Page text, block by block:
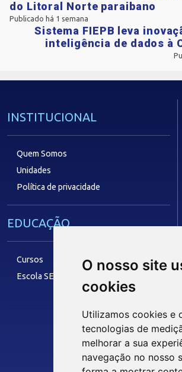
O nosso site
cookies
Utilizamos cookies e
tecnologias de
melhorar a sua
navegação no nosso
do Litoral Norte paraibano
Publicado há 1 semana
Sistema FIEPB leva
inteligência de dados à
INSTITUCIONAL
Quem Somos
Unidades
Política de privacidade
EDUCAÇÃO
Cursos
Escola SESI
Siga nossas Redes Sociais